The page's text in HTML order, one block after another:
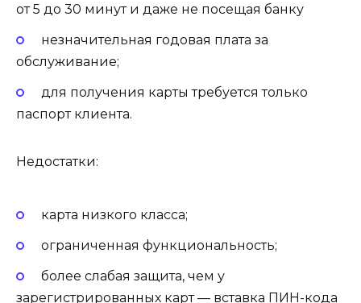
от 5 до 30 минут и даже не посещая банку
незначительная годовая плата за
обслуживание;
для получения карты требуется только
паспорт клиента.
Недостатки:
карта низкого класса;
ограниченная функциональность;
более слабая защита, чем у
зарегистрированных карт — вставка ПИН-кода